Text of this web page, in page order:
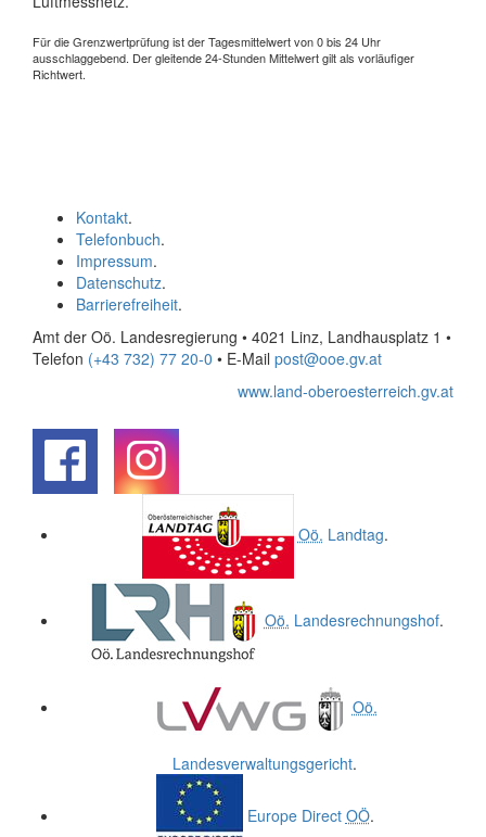
Für die Grenzwertprüfung ist der Tagesmittelwert von 0 bis 24 Uhr
ausschlaggebend. Der gleitende 24-Stunden Mittelwert gilt als vorläufiger
Richtwert.
Kontakt.
Telefonbuch.
Impressum.
Datenschutz.
Barrierefreiheit.
Amt der Oö. Landesregierung • 4021 Linz, Landhausplatz 1 •
Telefon (+43 732) 77 20-0 • E-Mail post@ooe.gv.at
www.land-oberoesterreich.gv.at
Oö. Landtag.
Oö. Landesrechnungshof.
Oö.
Landesverwaltungsgericht.
Europe Direct OÖ.